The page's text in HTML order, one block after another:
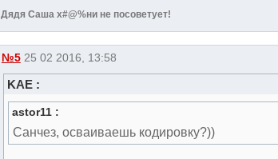
Дядя Саша х#@%ни не посоветует!
№5 25 02 2016, 13:58
KAE :
astor11 :
Санчез, осваиваешь кодировку?))